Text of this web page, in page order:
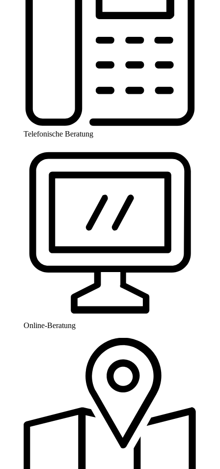
Telefonische Beratung
Online-Beratung